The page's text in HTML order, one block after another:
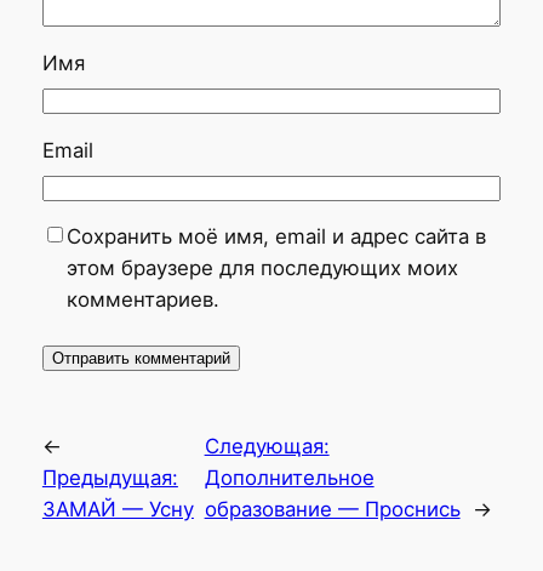
Имя
Email
Сохранить моё имя, email и адрес сайта в
этом браузере для последующих моих
комментариев.
←
Предыдущая:
ЗАМАЙ — Усну
Следующая:
Дополнительное
образование — Проснись
→